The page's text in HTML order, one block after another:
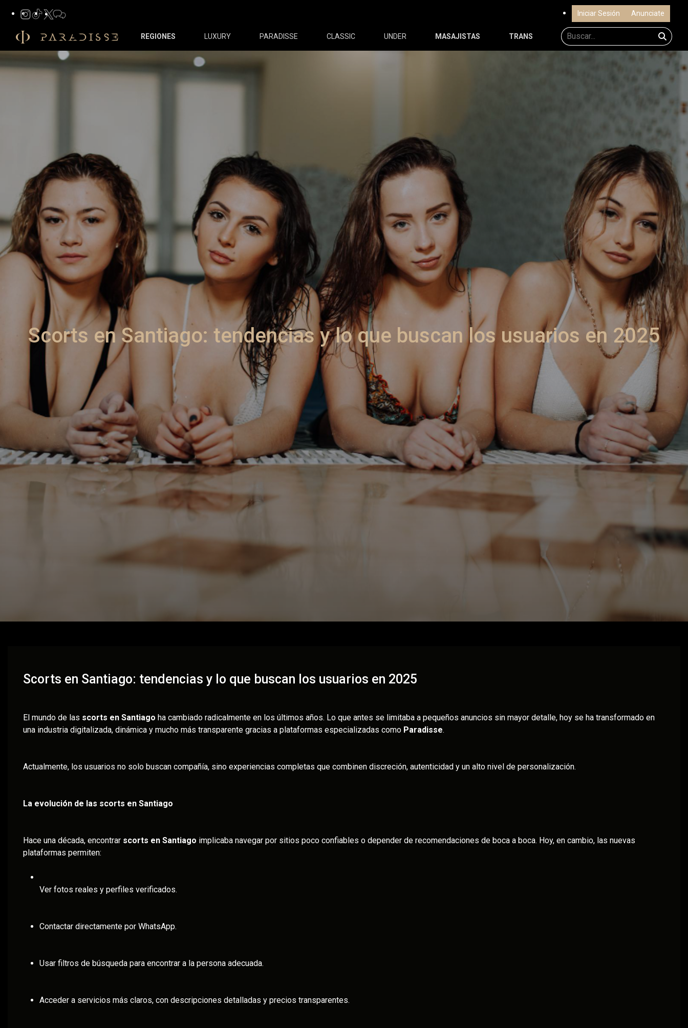
Iniciar Sesión Anunciate
REGIONES LUXURY PARADISSE CLASSIC UNDER MASAJISTAS TRANS
Scorts en Santiago: tendencias y lo que buscan los usuarios en 2025
Scorts en Santiago: tendencias y lo que buscan los usuarios en 2025
El mundo de las scorts en Santiago ha cambiado radicalmente en los últimos años. Lo que antes se limitaba a pequeños anuncios sin mayor detalle, hoy se ha transformado en
una industria digitalizada, dinámica y mucho más transparente gracias a plataformas especializadas como Paradisse.
Actualmente, los usuarios no solo buscan compañía, sino experiencias completas que combinen discreción, autenticidad y un alto nivel de personalización.
La evolución de las scorts en Santiago
Hace una década, encontrar scorts en Santiago implicaba navegar por sitios poco confiables o depender de recomendaciones de boca a boca. Hoy, en cambio, las nuevas
plataformas permiten:
Ver fotos reales y perfiles verificados.
Contactar directamente por WhatsApp.
Usar filtros de búsqueda para encontrar a la persona adecuada.
Acceder a servicios más claros, con descripciones detalladas y precios transparentes.